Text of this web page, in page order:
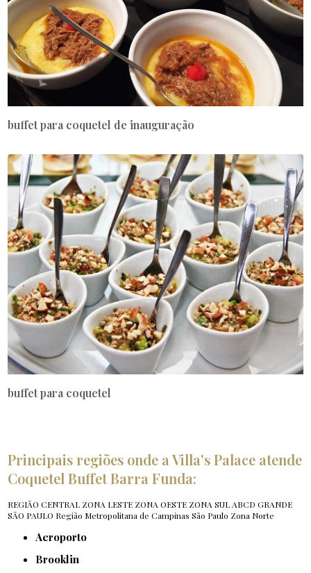
buffet para coquetel de inauguração
buffet para coquetel
Principais regiões onde a Villa's Palace atende
Coquetel Buffet Barra Funda:
REGIÃO CENTRAL ZONA LESTE ZONA OESTE ZONA SUL ABCD GRANDE
SÃO PAULO Região Metropolitana de Campinas São Paulo Zona Norte
Aeroporto
Brooklin